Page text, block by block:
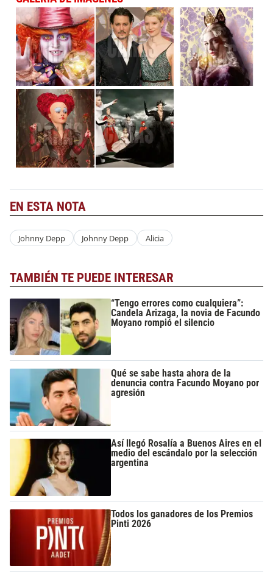
EN ESTA NOTA
Johnny Depp Johnny Depp Alicia
TAMBIÉN TE PUEDE INTERESAR
“Tengo errores como cualquiera”:
Candela Arizaga, la novia de Facundo
Moyano rompió el silencio
Qué se sabe hasta ahora de la
denuncia contra Facundo Moyano por
agresión
Así llegó Rosalía a Buenos Aires en el
medio del escándalo por la selección
argentina
Todos los ganadores de los Premios
Pinti 2026